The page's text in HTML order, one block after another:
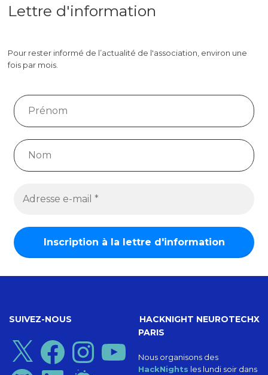
Lettre d'information
Pour rester informé de l’actualité de l'association, environ une
fois par mois.
SUIVEZ-NOUS
X FacebookInstagram
GitHub LinkedIn Meetup
HACKNIGHT NEUROTECHX
PARIS
Nous organisons des
HackNights les lundi soir dans